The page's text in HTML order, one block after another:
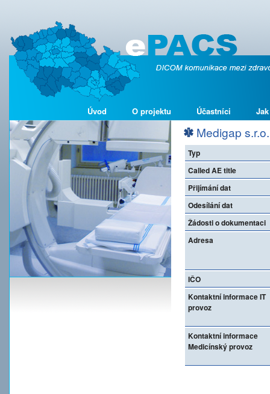
Úvod O projektu Účastníci
Medigap s.r.o.
Typ
Called AE title
Přijímání dat
Odesílání dat
Žádosti o dokumentaci
Adresa
IČO
Kontaktní informace IT
provoz
Kontaktní informace
Medicínský provoz